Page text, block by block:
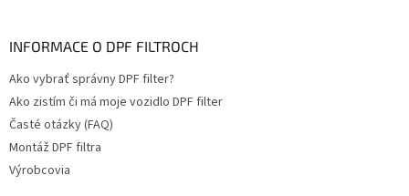
INFORMACE O DPF FILTROCH
Ako vybrať správny DPF filter?
Ako zistím či má moje vozidlo DPF filter
Časté otázky (FAQ)
Montáž DPF filtra
Výrobcovia